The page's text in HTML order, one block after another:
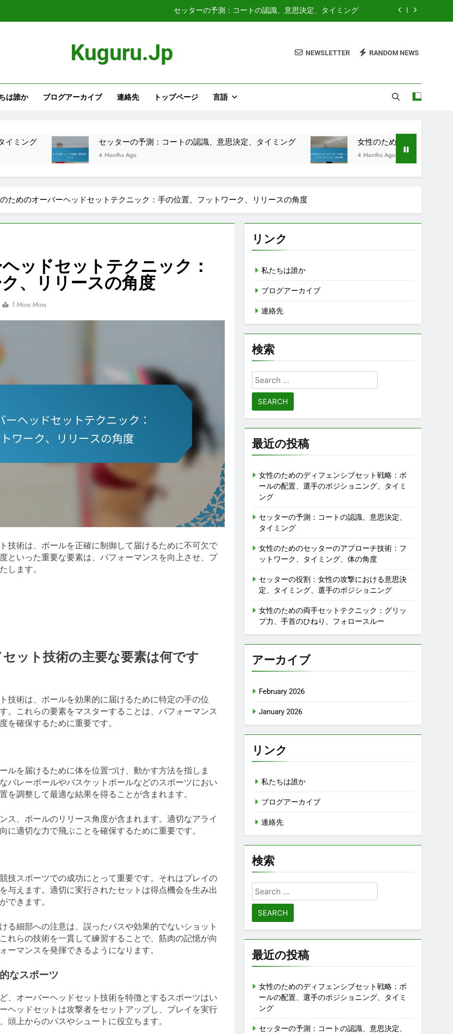
セッターの予測：コートの認識、意思決定、タイミング
セッターの役割：女性の攻撃における意思決定、タイミング、選手のポジショニング
セッターの予測：コートの認識、意思決定、タイミング
セッターの役割：女性の攻撃における意思決定、タイミング、選手のポジショニング
Kuguru.jp NEWSLETTER RANDOM NEWS
は誰か ブログアーカイブ 連絡先 トップページ 言語
セッターの予測：コートの認識、意思決定、タイミング
4 Months Ago
女性のためのセッターのアプローチ技術
4 Months Ago
ためのオーバーヘッドセットテクニック：手の位置、フットワーク、リリースの角度
ッドセットテクニック：
、リリースの角度
1 Mins Mins
技術は、ボールを正確に制御して届けるために不可欠で
といった重要な要素は、パフォーマンスを向上させ、プ
します。
ット技術の主要な要素は何です
技術は、ボールを効果的に届けるために特定の手の位
。これらの要素をマスターすることは、パフォーマンス
を確保するために重要です。
ルを届けるために体を位置づけ、動かす方法を指しま
バレーボールやバスケットボールなどのスポーツにおい
調整して最適な結果を得ることが含まれます。
ス、ボールのリリース角度が含まれます。適切なアライ
に適切な力で飛ぶことを確保するために重要です。
技スポーツでの成功にとって重要です。それはプレイの
与えます。適切に実行されたセットは得点機会を生み出
できます。
る細部への注意は、誤ったパスや効果的でないショット
れらの技術を一貫して練習することで、筋肉の記憶が向
ーマンスを発揮できるようになります。
なスポーツ
、オーバーヘッドセット技術を特徴とするスポーツはい
ヘッドセットは攻撃者をセットアップし、プレイを実行
上からのパスやシュートに役立ちます。
リンク
私たちは誰か
ブログアーカイブ
連絡先
検索
Search
for:
最近の投稿
女性のためのディフェンシブセット戦略：ボ
ールの配置、選手のポジショニング、タイミ
ング
セッターの予測：コートの認識、意思決定、
タイミング
女性のためのセッターのアプローチ技術：フ
ットワーク、タイミング、体の角度
セッターの役割：女性の攻撃における意思決
定、タイミング、選手のポジショニング
女性のための両手セットテクニック：グリッ
プ力、手首のひねり、フォロースルー
アーカイブ
February 2026
January 2026
リンク
私たちは誰か
ブログアーカイブ
連絡先
検索
Search
for:
最近の投稿
女性のためのディフェンシブセット戦略：ボ
ールの配置、選手のポジショニング、タイミ
ング
セッターの予測：コートの認識、意思決定、